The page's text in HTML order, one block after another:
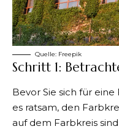
Quelle: Freepik
Schritt 1:
Bevor Sie sich für
es ratsam, den
auf dem Farbkreis